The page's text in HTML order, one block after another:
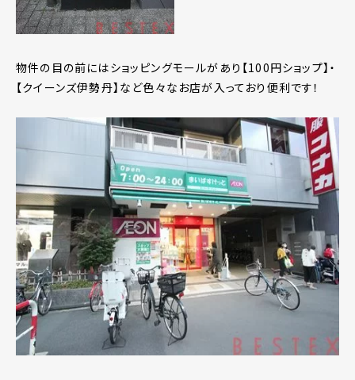
物件の目の前にはショッピングモールがあり【100円ショップ】・
【クイーンズ伊勢丹】など色々なお店が入っており便利です！